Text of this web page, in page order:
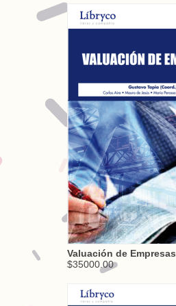
Valuación de Empresas
$35000.00